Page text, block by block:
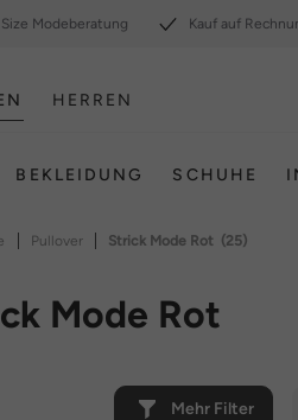
Size Modeberatung Kauf auf
HERREN
BEKLEIDUNG SCHUHE
| Pullover | Strick Mode Rot (25)
Mode Rot
Mehr Filter